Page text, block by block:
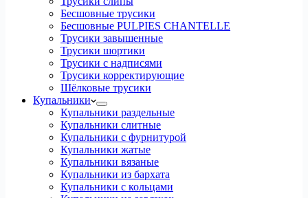
Бесшовные трусики
Бесшовные PULPIES CHANTELLE
Трусики завышенные
Трусики шортики
Трусики с надписями
Трусики корректирующие
Шёлковые трусики
Купальники
Купальники раздельные
Купальники слитные
Купальники с фурнитурой
Купальники жатые
Купальники вязаные
Купальники из бархата
Купальники с кольцами